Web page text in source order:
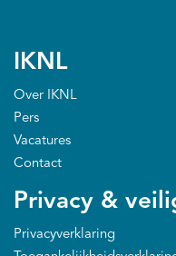
IKNL
Over IKNL
Pers
Vacatures
Contact
Privacy &
Privacyverklaring